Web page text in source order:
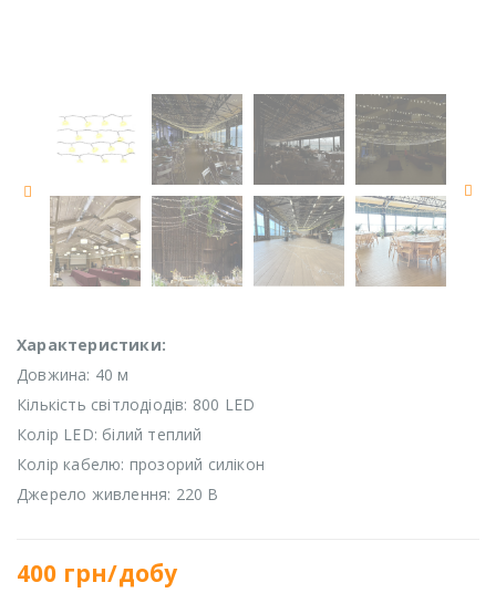
Характеристики:
Довжина: 40 м
Кількість світлодіодів: 800 LED
Колір LED: білий теплий
Колір кабелю: прозорий силікон
Джерело живлення: 220 В
400 грн/добу